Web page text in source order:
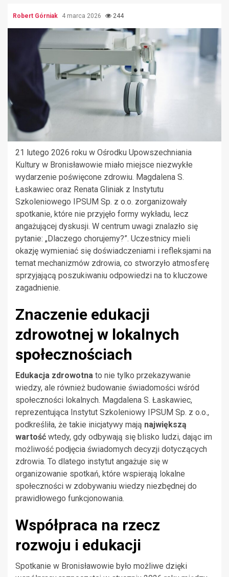
Robert Górniak 4 marca 2026 244
21 lutego 2026 roku w Ośrodku Upowszechniania
Kultury w Bronisławowie miało miejsce niezwykłe
wydarzenie poświęcone zdrowiu. Magdalena S.
Łaskawiec oraz Renata Gliniak z Instytutu
Szkoleniowego IPSUM Sp. z o.o. zorganizowały
spotkanie, które nie przyjęło formy wykładu, lecz
angażującej dyskusji. W centrum uwagi znalazło się
pytanie: „Dlaczego chorujemy?”. Uczestnicy mieli
okazję wymieniać się doświadczeniami i refleksjami na
temat mechanizmów zdrowia, co stworzyło atmosferę
sprzyjającą poszukiwaniu odpowiedzi na to kluczowe
zagadnienie.
Znaczenie edukacji
zdrowotnej w lokalnych
społecznościach
Edukacja zdrowotna to nie tylko przekazywanie
wiedzy, ale również budowanie świadomości wśród
społeczności lokalnych. Magdalena S. Łaskawiec,
reprezentująca Instytut Szkoleniowy IPSUM Sp. z o.o.,
podkreśliła, że takie inicjatywy mają największą
wartość wtedy, gdy odbywają się blisko ludzi, dając im
możliwość podjęcia świadomych decyzji dotyczących
zdrowia. To dlatego instytut angażuje się w
organizowanie spotkań, które wspierają lokalne
społeczności w zdobywaniu wiedzy niezbędnej do
prawidłowego funkcjonowania.
Współpraca na rzecz
rozwoju i edukacji
Spotkanie w Bronisławowie było możliwe dzięki